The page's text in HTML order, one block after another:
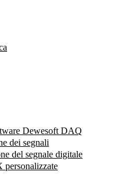
Dewesoft DAQ
dei segnali
del segnale digitale
personalizzate